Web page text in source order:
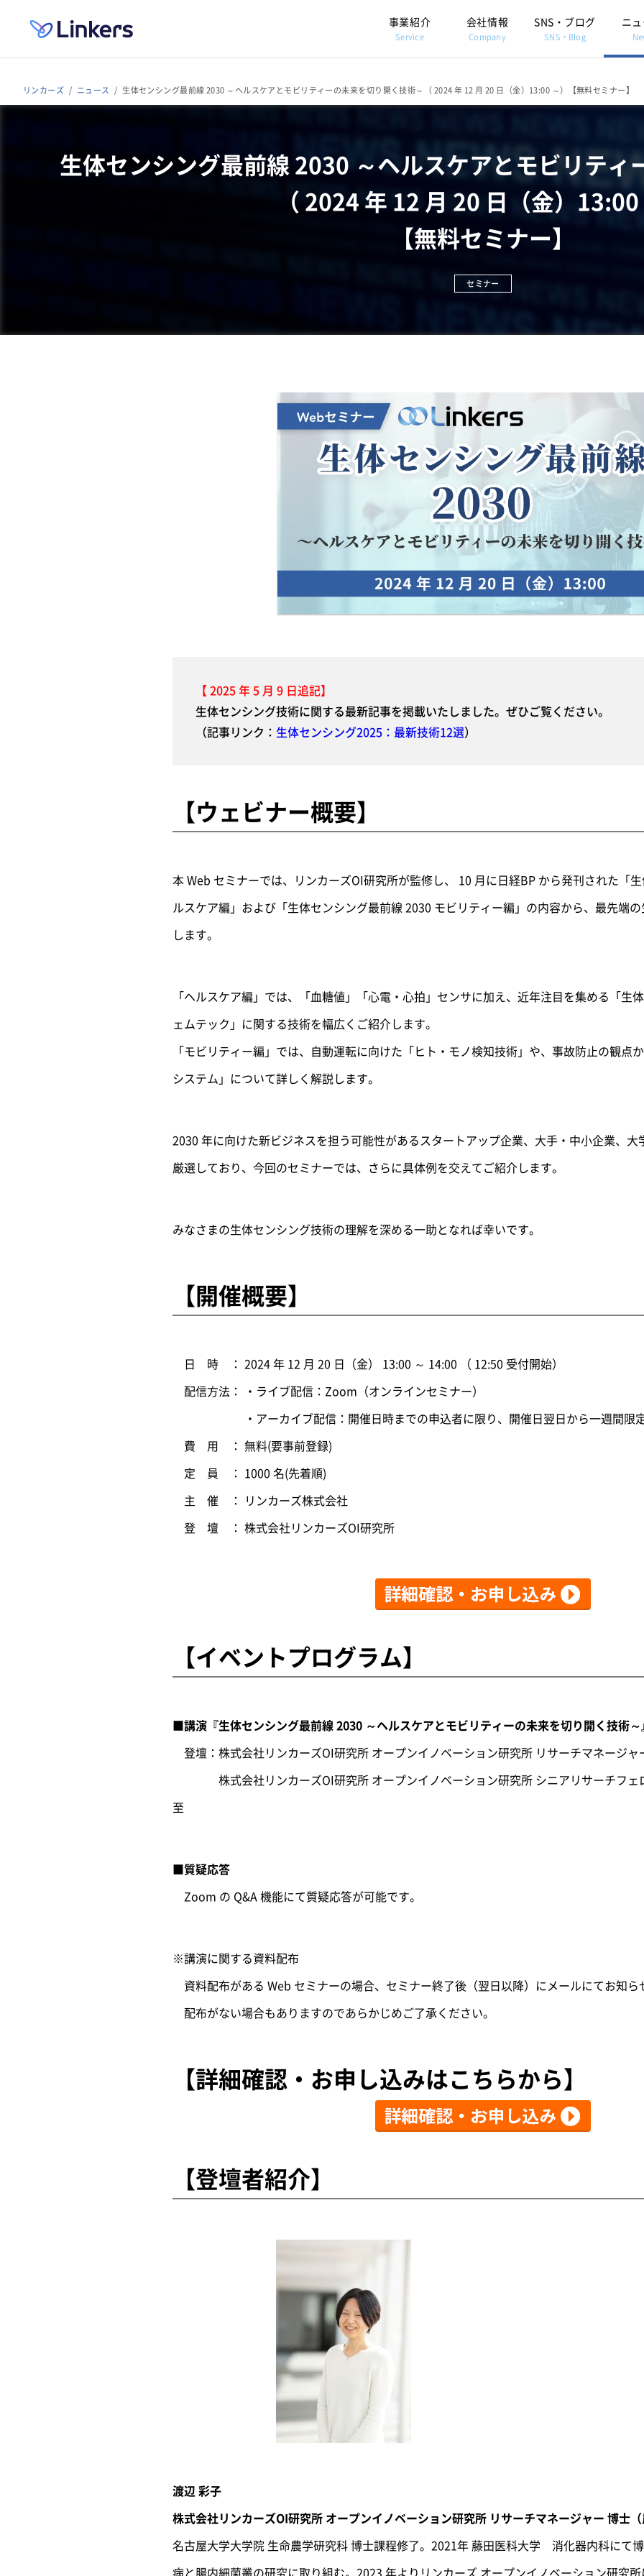
事業紹介
Service
会社情報
Company
SNS・ブログ
SNS・Blog
ニ
リンカーズ ニュース 生体センシング最前線 2030 ～ヘルスケアとモビリティーの未来を切り開く技術～（ 2024 年 12 月 20 日（金）13:00 ～）【無料セミナー】
生体センシング最前線 2030 ～ヘルスケアとモビリティ
（ 2024 年 12 月 20 日（金）13:00
【無料セミナー】
セミナー
【 2025 年 5 月 9 日追記】
生体センシング技術に関する最新記事を掲載いたしました。ぜひご覧ください。
（記事リンク： 生体センシング2025：最新技術12選）
【ウェビナー概要】
本 Web セミナーでは、リンカーズOI研究所が監修し、 10 月に日経BP から発刊された「
ルスケア編」および「生体センシング最前線 2030 モビリティー編」の内容から、最先端
します。
「ヘルスケア編」では、「血糖値」「心電・心拍」センサに加え、近年注目を集める「生
ェムテック」に関する技術を幅広くご紹介します。
「モビリティー編」では、自動運転に向けた「ヒト・モノ検知技術」や、事故防止の観点
システム」について詳しく解説します。
2030 年に向けた新ビジネスを担う可能性があるスタートアップ企業、大手・中小企業、大
厳選しており、今回のセミナーでは、さらに具体例を交えてご紹介します。
みなさまの生体センシング技術の理解を深める一助となれば幸いです。
【開催概要】
日 時 ： 2024 年 12 月 20 日（金） 13:00 ～ 14:00 （ 12:50 受付開始）
配信方法： ・ライブ配信：Zoom（オンラインセミナー）
・アーカイブ配信：開催日時までの申込者に限り、開催日翌日から一週間限
費 用 ： 無料(要事前登録)
定 員 ： 1000 名(先着順)
主 催 ： リンカーズ株式会社
登 壇 ： 株式会社リンカーズOI研究所
【イベントプログラム】
■講演『生体センシング最前線 2030 ～ヘルスケアとモビリティーの未来を切り開く技術～
登壇：株式会社リンカーズOI研究所 オープンイノベーション研究所 リサーチマネージ
株式会社リンカーズOI研究所 オープンイノベーション研究所 シニアリサーチフェ
至
■質疑応答
Zoom の Q&A 機能にて質疑応答が可能です。
※講演に関する資料配布
資料配布がある Web セミナーの場合、セミナー終了後（翌日以降）にメールにてお知ら
配布がない場合もありますのであらかじめご了承ください。
【詳細確認・お申し込みはこちらから】
【登壇者紹介】
渡辺 彩子
株式会社リンカーズOI研究所 オープンイノベーション研究所 リサーチマネージャー 博士
名古屋大学大学院 生命農学研究科 博士課程修了。2021年 藤田医科大学 消化器内科にて
病と腸内細菌叢の研究に取り組む。2023 年よりリンカーズ オープンイノベーション研究